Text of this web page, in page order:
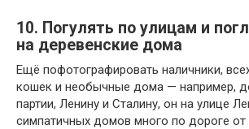
10. Погулять по улицам и
на деревенские дома
Ещё пофотографировать наличники,
кошек и необычные дома — например,
партии, Ленину и Сталину, он на улице
симпатичных домов много по дороге от